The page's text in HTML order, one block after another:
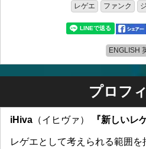
レゲエ
ファンク
ENGLISH
プロフ
iHiva （イヒヴァ） 『新しいレ
レゲエとして考えられる範囲を